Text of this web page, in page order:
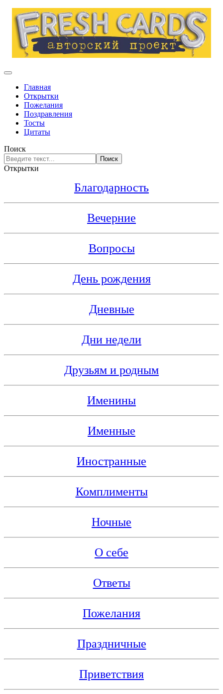
Главная
Открытки
Пожелания
Поздравления
Тосты
Цитаты
Поиск
Поиск
Открытки
Благодарность
Вечерние
Вопросы
День рождения
Дневные
Дни недели
Друзьям и родным
Именины
Именные
Иностранные
Комплименты
Ночные
О себе
Ответы
Пожелания
Праздничные
Приветствия